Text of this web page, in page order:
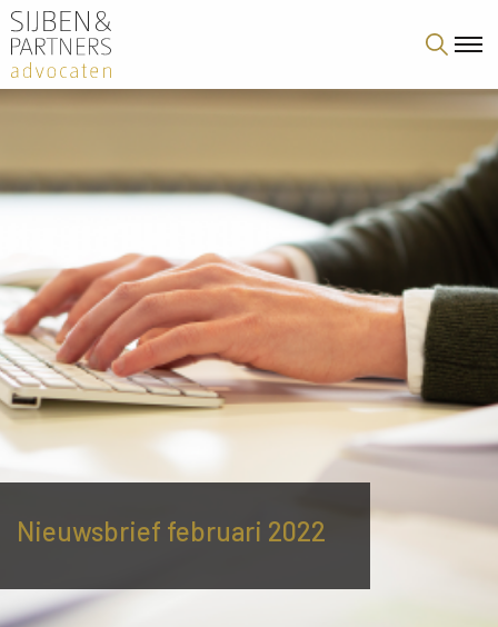
Nieuwsbrief februari 2022